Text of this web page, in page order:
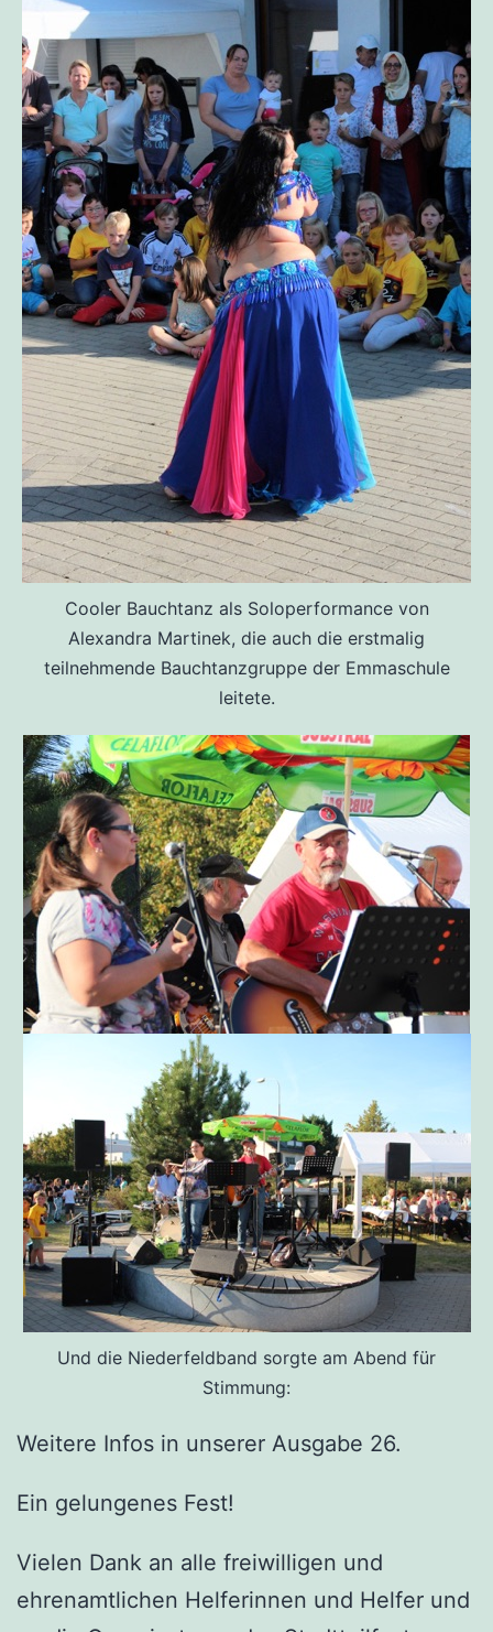
Cooler Bauchtanz als Soloperformance von
Alexandra Martinek, die auch die erstmalig
teilnehmende Bauchtanzgruppe der Emmaschule
leitete.
Und die Niederfeldband sorgte am Abend für
Stimmung:
Weitere Infos in unserer Ausgabe 26.
Ein gelungenes Fest!
Vielen Dank an alle freiwilligen und
ehrenamtlichen Helferinnen und Helfer und